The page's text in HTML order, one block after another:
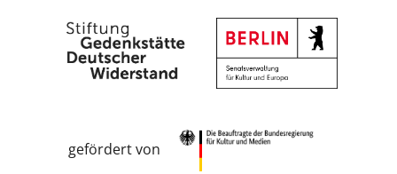
gefördert von